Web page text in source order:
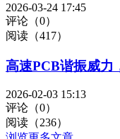
2026-03-24 17:45
评论（0）
阅读（417）
高速PCB谐振威力
2026-02-03 15:13
评论（0）
阅读（236）